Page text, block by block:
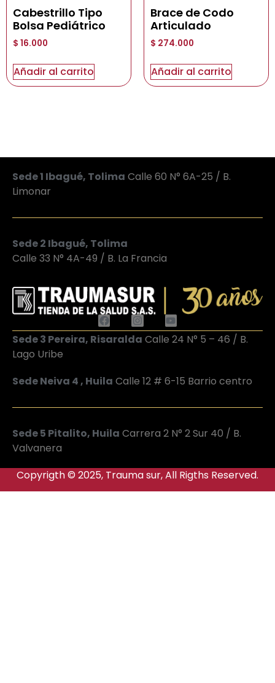
Cabestrillo Tipo
Bolsa Pediátrico
$ 16.000
Añadir al carrito
Brace de Codo
Articulado
$ 274.000
Añadir al carrito
Sede 1 Ibagué, Tolima Calle 60 N° 6A-25 / B.
Limonar
Sede 2 Ibagué, Tolima
Calle 33 N° 4A-49 / B. La Francia
Sede 3 Pereira, Risaralda Calle 24 N° 5 – 46 / B.
Lago Uribe
Sede Neiva 4 , Huila Calle 12 # 6-15 Barrio centro
Sede 5 Pitalito, Huila Carrera 2 N° 2 Sur 40 / B.
Valvanera
Copyrigth © 2025, Trauma sur, All Rigths Reserved.